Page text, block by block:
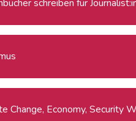
schreiben für